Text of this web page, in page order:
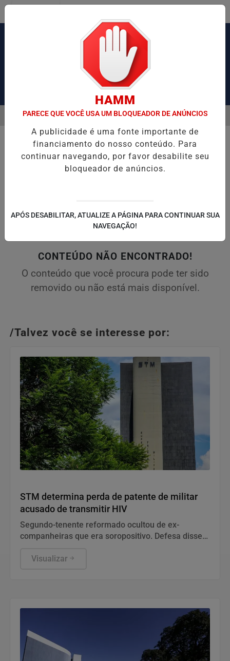
Pesquisar Notícia
DE MAIS DE 2 MIL KM MEDIDA PROVISÓRIA
EM ALTA
MENU
CONTEÚDO NÃO ENCONTRADO!
O conteúdo que você procura pode ter sido
removido ou não está mais disponível.
/Talvez você se interesse por:
STM determina perda de patente de militar
acusado de transmitir HIV
Segundo-tenente reformado ocultou de ex-
companheiras que era soropositivo. Defesa disse
e não tem relação com a função no Exército.
Visualizar
HAMM
PARECE QUE VOCÊ USA UM BLOQUEADOR DE ANÚNCIOS
A publicidade é uma fonte importante de
financiamento do nosso conteúdo. Para
continuar navegando, por favor desabilite seu
bloqueador de anúncios.
APÓS DESABILITAR, ATUALIZE A PÁGINA PARA CONTINUAR SUA
NAVEGAÇÃO!